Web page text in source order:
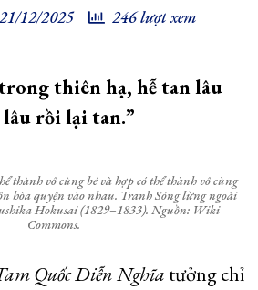
21/12/2025 246 lượt xem
thiên hạ, hễ tan lâu
rồi lại tan.”
thành vô cùng bé và hợp có thể thành vô cùng
hòa quyện vào nhau. Tranh Sóng lừng ngoài
Hokusai (1829–1833). Nguồn: Wiki
Commons.
Quốc Diễn Nghĩa tưởng chỉ